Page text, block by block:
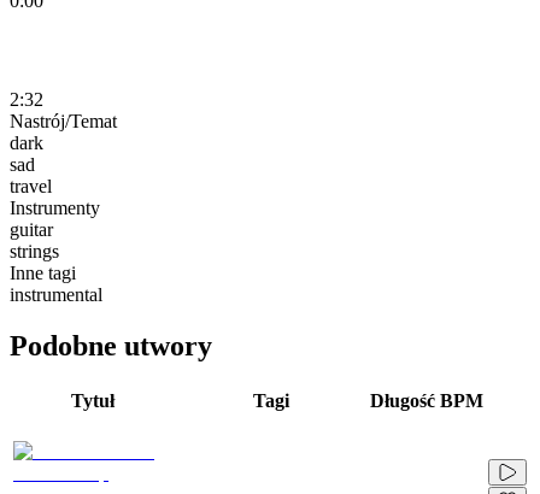
2:32
Nastrój/Temat
dark
sad
travel
Instrumenty
guitar
strings
Inne tagi
instrumental
Podobne utwory
Tytuł Tagi Długość BPM